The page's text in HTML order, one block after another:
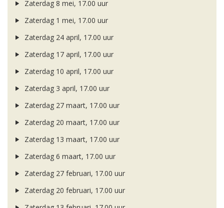
Zaterdag 8 mei, 17.00 uur
Zaterdag 1 mei, 17.00 uur
Zaterdag 24 april, 17.00 uur
Zaterdag 17 april, 17.00 uur
Zaterdag 10 april, 17.00 uur
Zaterdag 3 april, 17.00 uur
Zaterdag 27 maart, 17.00 uur
Zaterdag 20 maart, 17.00 uur
Zaterdag 13 maart, 17.00 uur
Zaterdag 6 maart, 17.00 uur
Zaterdag 27 februari, 17.00 uur
Zaterdag 20 februari, 17.00 uur